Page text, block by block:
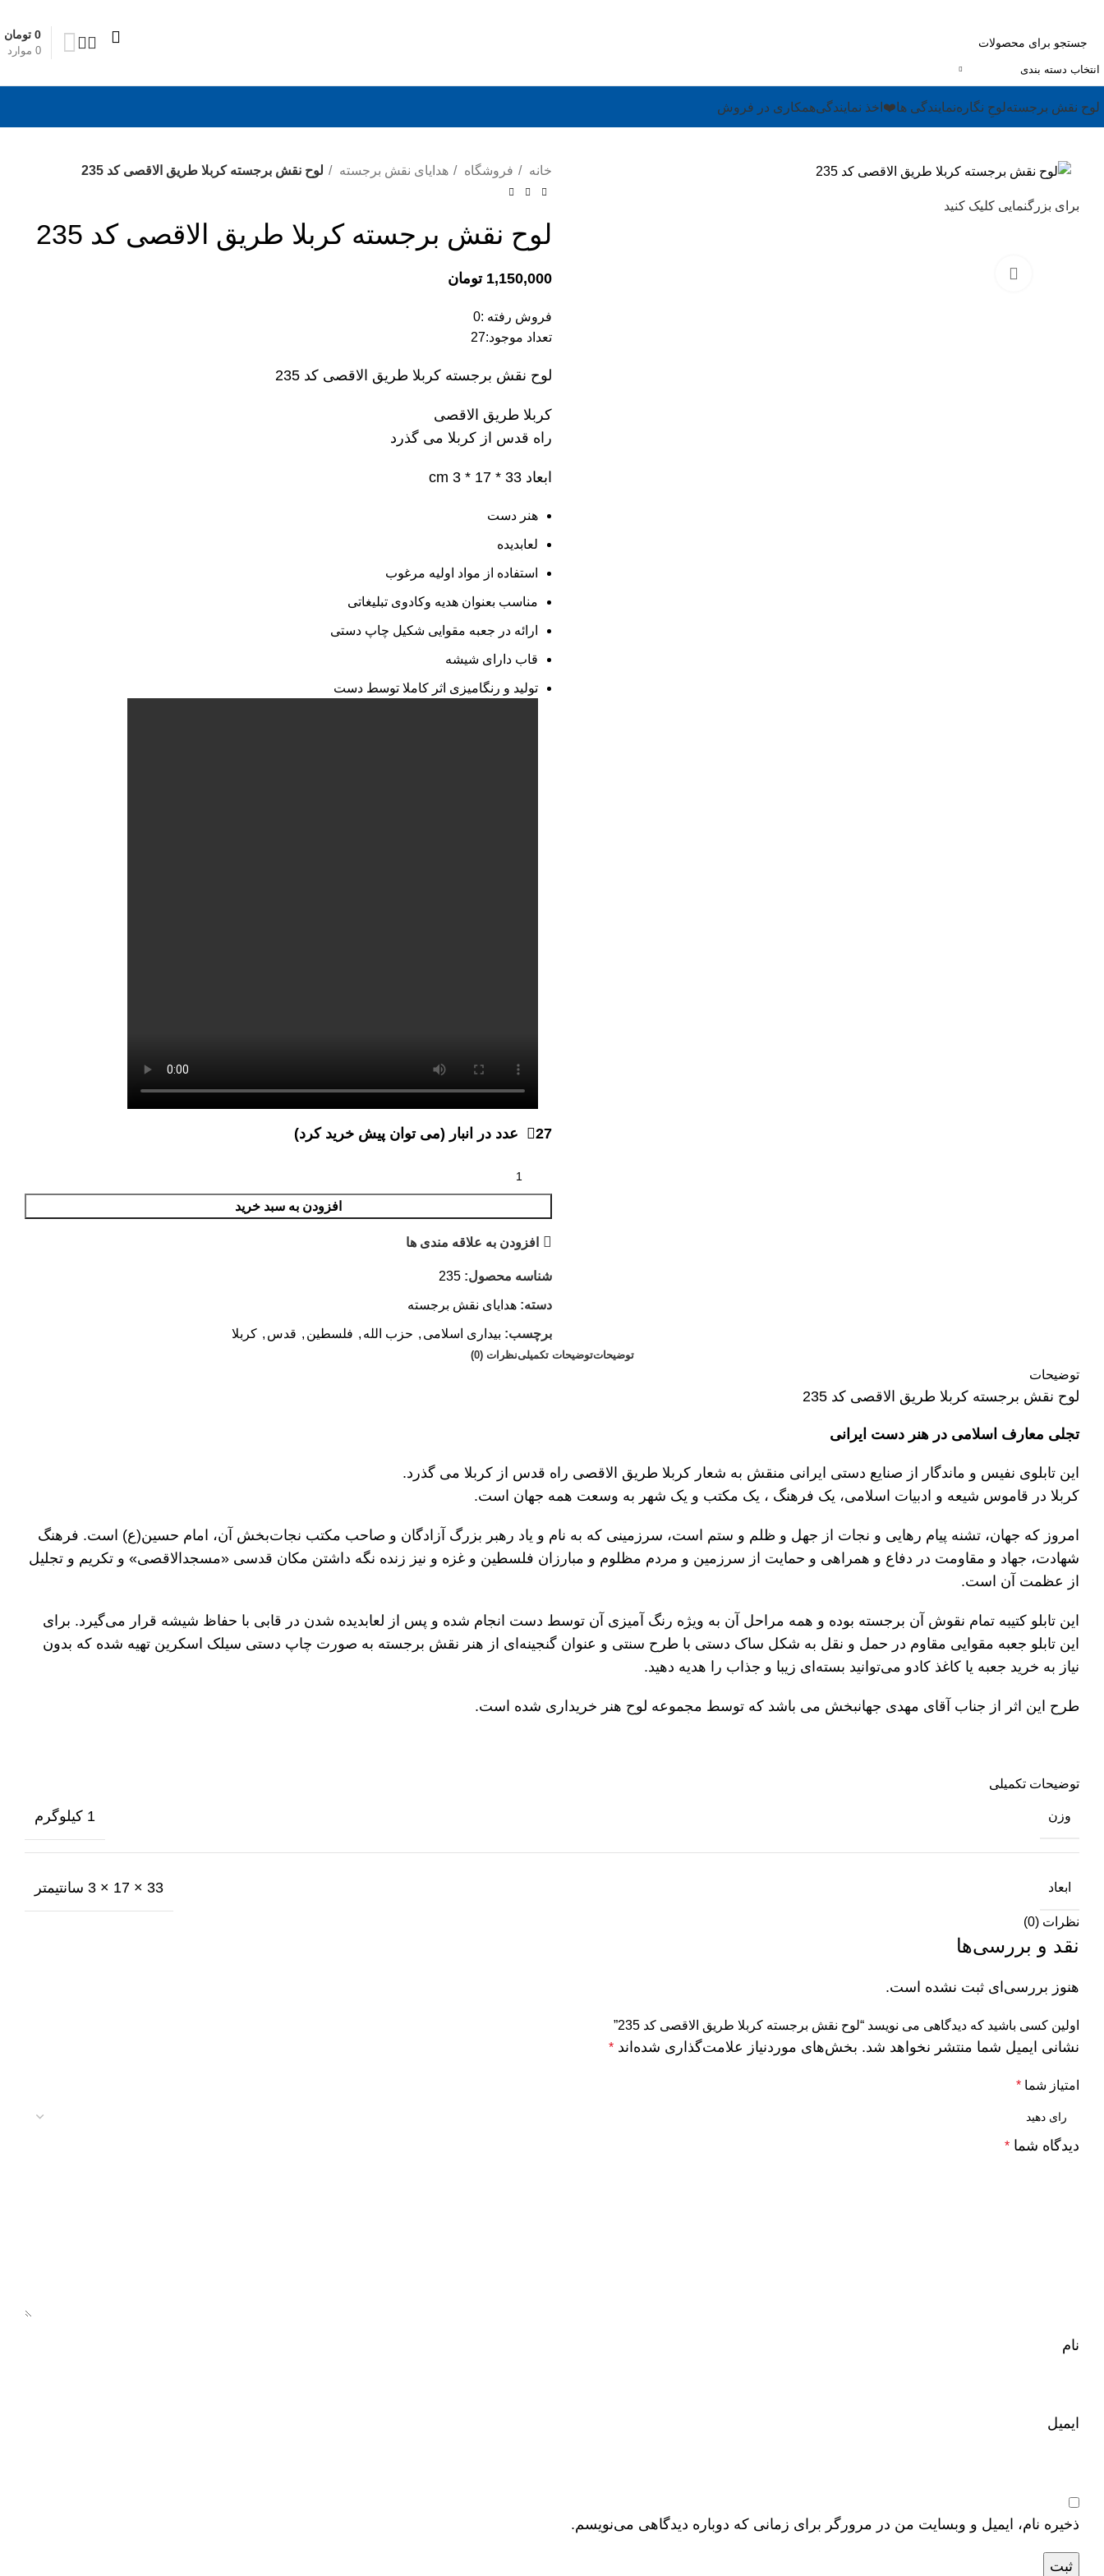
انتخاب دسته بندی
0 موارد
0 تومان
لوح نقش برجستهلوحِ نگارهنمایندگی ها❤️ اخذ نمایندگیهمکاری در فروش
برای بزرگنمایی کلیک کنید
خانه فروشگاه هدایای نقش برجسته لوح نقش برجسته کربلا طریق الاقصی کد 235
لوح نقش برجسته کربلا طریق الاقصی کد 235
1,150,000 تومان
فروش رفته :0
تعداد موجود:27
لوح نقش برجسته کربلا طریق الاقصی کد 235
کربلا طریق الاقصی
راه قدس از کربلا می گذرد
ابعاد 33 * 17 * 3 cm
هنر دست
لعابدیده
استفاده از مواد اولیه مرغوب
مناسب بعنوان هدیه وکادوی تبلیغاتی
ارائه در جعبه مقوایی شکیل چاپ دستی
قاب دارای شیشه
تولید و رنگامیزی اثر کاملا توسط دست
27 عدد در انبار (می توان پیش خرید کرد)
افزودن به سبد خرید
افزودن به علاقه مندی ها
شناسه محصول: 235
دسته: هدایای نقش برجسته
برچسب: بیداری اسلامی , حزب الله , فلسطین , قدس , کربلا
توضیحاتتوضیحات تکمیلینظرات (0)
توضیحات
لوح نقش برجسته کربلا طریق الاقصی کد 235
تجلی معارف اسلامی در هنر دست ایرانی
این تابلوی نفیس و ماندگار از صنایع دستی ایرانی منقش به شعار کربلا طریق الاقصی راه قدس از کربلا می گذرد.
کربلا در قاموس شیعه و ادبیات اسلامی، یک فرهنگ ، یک مکتب و یک شهر به وسعت همه جهان است.
امروز که جهان، تشنه پیام رهایی و نجات از جهل و ظلم و ستم است، سرزمینی که به نام و یاد رهبر بزرگ آزادگان و صاحب مکتب نجات‌بخش آن، امام حسین‌(ع) است. فرهنگ
شهادت، جهاد و مقاومت در دفاع و همراهی و حمایت از سرزمین و مردم مظلوم و مبارزان فلسطین و غزه و نیز زنده نگه داشتن مکان قدسی «مسجدالاقصی» و تکریم و تجلیل
از عظمت آن است.
این تابلو کتیبه تمام نقوش آن برجسته بوده و همه مراحل آن به ویژه رنگ آمیزی آن توسط دست انجام شده و پس از لعابدیده شدن در قابی با حفاظ شیشه قرار می‌گیرد. برای
این تابلو جعبه مقوایی مقاوم در حمل و نقل به شکل ساک دستی با طرح‌ سنتی و عنوان گنجینه‌ای از هنر نقش برجسته به صورت چاپ دستی سیلک اسکرین تهیه شده که بدون
نیاز به خرید جعبه یا کاغذ کادو می‌توانید بسته‌ای زیبا و جذاب را هدیه دهید.
طرح این اثر از جناب آقای مهدی جهانبخش می باشد که توسط مجموعه لوح هنر خریداری شده است.
توضیحات تکمیلی
وزن 1 کیلوگرم
ابعاد 33 × 17 × 3 سانتیمتر
نظرات (0)
نقد و بررسی‌ها
هنوز بررسی‌ای ثبت نشده است.
اولین کسی باشید که دیدگاهی می نویسد “لوح نقش برجسته کربلا طریق الاقصی کد 235”
نشانی ایمیل شما منتشر نخواهد شد. بخش‌های موردنیاز علامت‌گذاری شده‌اند *
امتیاز شما *
دیدگاه شما *
نام
ایمیل
ذخیره نام، ایمیل و وبسایت من در مرورگر برای زمانی که دوباره دیدگاهی می‌نویسم.